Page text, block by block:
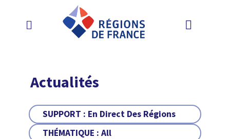
Actualités
SUPPORT : En Direct Des Régions
THÉMATIQUE :All